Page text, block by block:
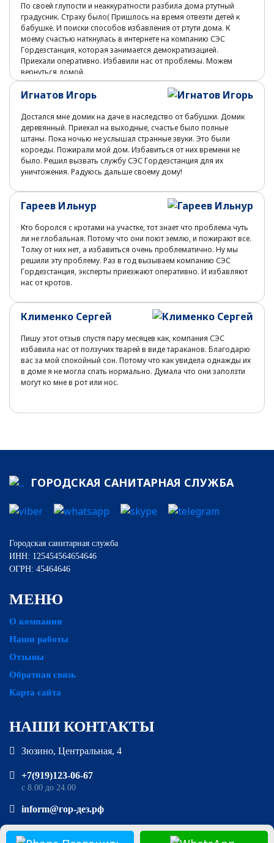
По своей глупости и неаккуратности разбила дома ртутный
градусник. Страху было( Пришлось на время отвезти детей к
бабушке. И поиски способов избавления от ртути дома. К
моему счастью наткнулась в интернете на компанию СЭС
Гордезстанция, которая занимается демократизацией.
Приехали оперативно. Избавили нас от проблемы. Можем
вернуться домой.
Игнатов Игорь
Достался мне домик на даче в наследство от бабушки. Домик
деревянный. Приехал на выходные, счастье было полные
штаны. Пока ночью не услышал странные звуки. Это были
короеды. Пожирали мой дом. Избавиться от них времени не
было. Решил вызвать службу СЭС Гордезстанция для их
уничтожения. Радуюсь дальше своему дому!
Гареев Ильнур
Кто боролся с кротами на участке, тот знает что проблема чуть
ли не глобальная. Потому что они поют землю, и пожирают все.
Толку от них нет, а избавиться очень проблематично. Ну мы
решили эту проблему. Раз в год вызываем компанию СЭС
Гордезстанция, эксперты приезжают оперативно. И избавляют
нас от кротов.
Клименко Сергей
Пишу этот отзыв спустя пару месяцев как, компания СЭС
избавила нас от ползучих тварей в виде тараканов. Благодарю
вас за мой спокойный сон. Потому что как увидела однажды их
в доме я не могла спать нормально. Думала что они заползти
могут ко мне в рот или нос.
ГОРОДСКАЯ САНИТАРНАЯ СЛУЖБА
Городская санитарная служба
ИНН: 125454564654646
ОГРН: 45464646
МЕНЮ
О компании
Наши работы
Отзывы
Обратная связь
Карта сайта
НАШИ КОНТАКТЫ
Зюзино, Центральная, 4
‪+7(919)123-06-67‬‬
с 8.00 до 24.00
inform@гор-дез.рф